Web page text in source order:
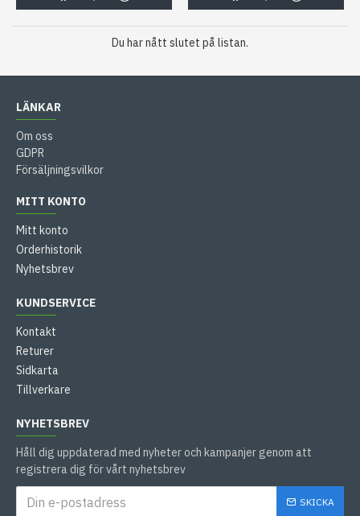
Du har nått slutet på listan.
LÄNKAR
Om oss
GDPR
Försäljningsvilkor
MITT KONTO
Mitt konto
Orderhistorik
Nyhetsbrev
KUNDSERVICE
Kontakt
Returer
Sidkarta
Tillverkare
NYHETSBREV
Håll dig uppdaterad med nyheter och kampanjer genom att
registrera dig för vårt nyhetsbrev
SKICKA